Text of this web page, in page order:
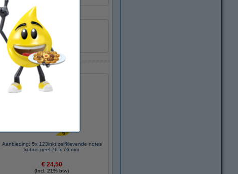
fluogroen
zelfklevend
5 x 400
Aanbieding: 5x 123inkt zelfklevende notes
kubus geel 76 x 76 mm
€ 24,50
(Incl. 21% btw)